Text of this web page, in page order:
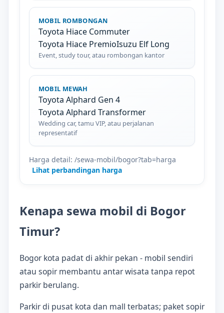
MOBIL ROMBONGAN
Toyota Hiace Commuter
Toyota Hiace PremioIsuzu Elf Long
Event, study tour, atau rombongan kantor
MOBIL MEWAH
Toyota Alphard Gen 4
Toyota Alphard Transformer
Wedding car, tamu VIP, atau perjalanan
representatif
Harga detail: /sewa-mobil/bogor?tab=harga
Lihat perbandingan harga
Kenapa sewa mobil di Bogor
Timur?
Bogor kota padat di akhir pekan - mobil sendiri
atau sopir membantu antar wisata tanpa repot
parkir berulang.
Parkir di pusat kota dan mall terbatas; paket sopir